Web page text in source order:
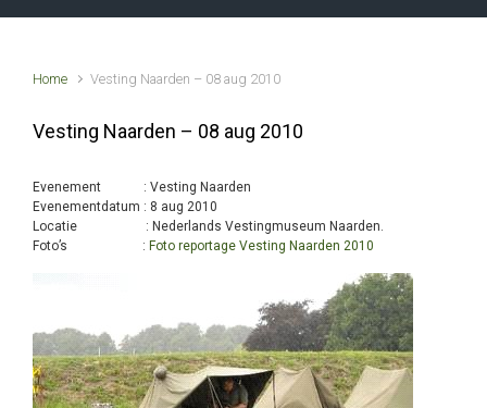
Home Vesting Naarden – 08 aug 2010
Vesting Naarden – 08 aug 2010
Evenement : Vesting Naarden
Evenementdatum : 8 aug 2010
Locatie : Nederlands Vestingmuseum Naarden.
Foto’s : Foto reportage Vesting Naarden 2010